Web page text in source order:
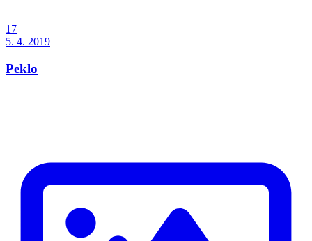
17
5. 4. 2019
Peklo